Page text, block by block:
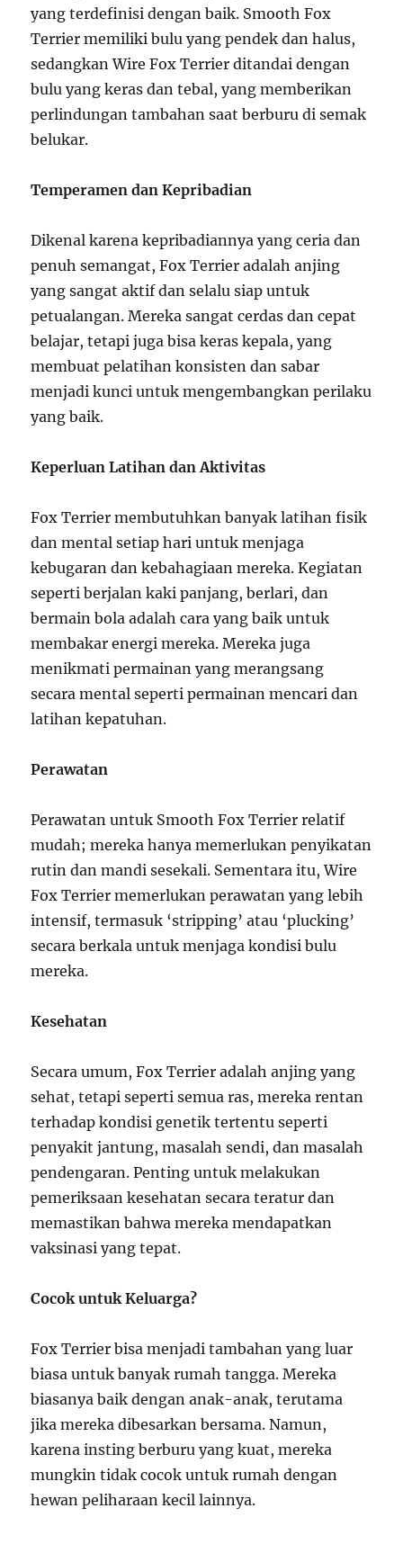
yang terdefinisi dengan baik. Smooth Fox
Terrier memiliki bulu yang pendek dan halus,
sedangkan Wire Fox Terrier ditandai dengan
bulu yang keras dan tebal, yang memberikan
perlindungan tambahan saat berburu di semak
belukar.
Temperamen dan Kepribadian
Dikenal karena kepribadiannya yang ceria dan
penuh semangat, Fox Terrier adalah anjing
yang sangat aktif dan selalu siap untuk
petualangan. Mereka sangat cerdas dan cepat
belajar, tetapi juga bisa keras kepala, yang
membuat pelatihan konsisten dan sabar
menjadi kunci untuk mengembangkan perilaku
yang baik.
Keperluan Latihan dan Aktivitas
Fox Terrier membutuhkan banyak latihan fisik
dan mental setiap hari untuk menjaga
kebugaran dan kebahagiaan mereka. Kegiatan
seperti berjalan kaki panjang, berlari, dan
bermain bola adalah cara yang baik untuk
membakar energi mereka. Mereka juga
menikmati permainan yang merangsang
secara mental seperti permainan mencari dan
latihan kepatuhan.
Perawatan
Perawatan untuk Smooth Fox Terrier relatif
mudah; mereka hanya memerlukan penyikatan
rutin dan mandi sesekali. Sementara itu, Wire
Fox Terrier memerlukan perawatan yang lebih
intensif, termasuk ‘stripping’ atau ‘plucking’
secara berkala untuk menjaga kondisi bulu
mereka.
Kesehatan
Secara umum, Fox Terrier adalah anjing yang
sehat, tetapi seperti semua ras, mereka rentan
terhadap kondisi genetik tertentu seperti
penyakit jantung, masalah sendi, dan masalah
pendengaran. Penting untuk melakukan
pemeriksaan kesehatan secara teratur dan
memastikan bahwa mereka mendapatkan
vaksinasi yang tepat.
Cocok untuk Keluarga?
Fox Terrier bisa menjadi tambahan yang luar
biasa untuk banyak rumah tangga. Mereka
biasanya baik dengan anak-anak, terutama
jika mereka dibesarkan bersama. Namun,
karena insting berburu yang kuat, mereka
mungkin tidak cocok untuk rumah dengan
hewan peliharaan kecil lainnya.